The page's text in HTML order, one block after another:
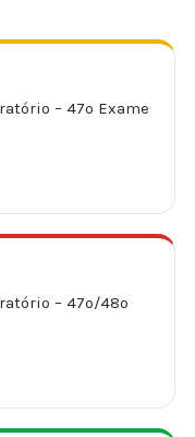
– 47º Exame
– 47º/48º